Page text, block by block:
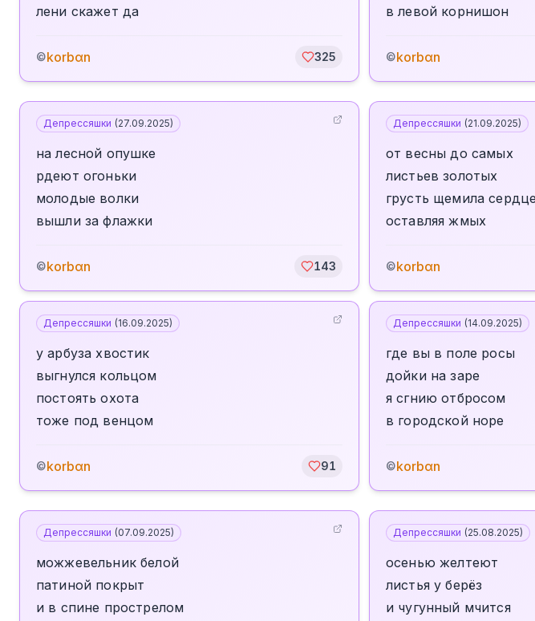
лени скажет да
©korbαn 325
в левой корнишон
©korbαn
Депрессяшки (27.09.2025)
на лесной опушке
рдеют огоньки
молодые волки
вышли за флажки
©korbαn 143
Депрессяшки (21.09.2025)
от весны до самых
листьев золотых
грусть щемила сердце
оставляя жмых
©korbαn
Депрессяшки (16.09.2025)
у арбуза хвостик
выгнулся кольцом
постоять охота
тоже под венцом
©korbαn 91
Депрессяшки (14.09.2025)
где вы в поле росы
дойки на заре
я сгнию отбросом
в городской норе
©korbαn
Депрессяшки (07.09.2025)
можжевельник белой
патиной покрыт
и в спине прострелом
Депрессяшки (25.08.2025)
осенью желтеют
листья у берёз
и чугунный мчится